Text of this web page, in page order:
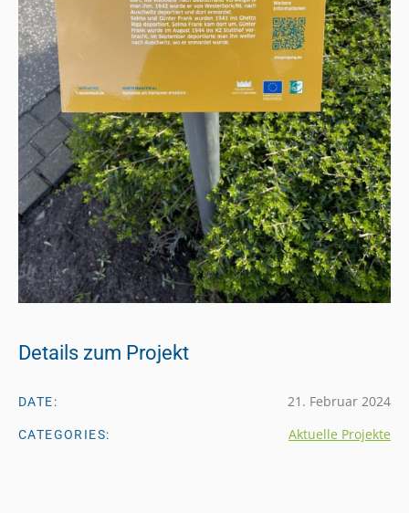
Details zum Projekt
DATE: 21. Februar 2024
CATEGORIES: Aktuelle Projekte